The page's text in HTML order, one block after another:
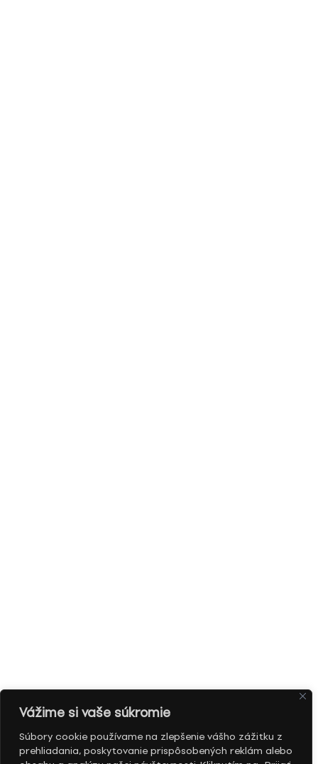
Vážime si vaše súkromie
Súbory cookie používame na zlepšenie vášho zážitku z
prehliadania, poskytovanie prispôsobených reklám alebo